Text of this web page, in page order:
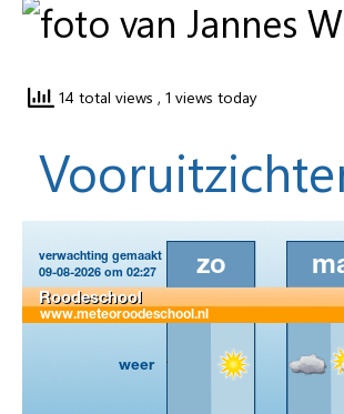
14 total views , 1 views today